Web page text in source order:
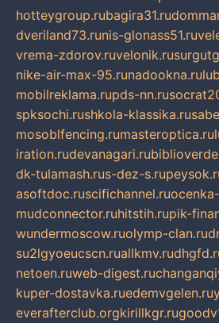
hotteygroup.rubagira31.ru
dveriland73.runis-glonass51.ru
vrema-zdorov.ruvelonik.ru
nike-air-max-95.runadookna.ru
mobilreklama.rupds-nn.ru
spksochi.rushkola-klassika.ru
mosoblfencing.rumasteroptica.ru
iration.rudevanagari.ru
dk-tulamash.rus-dez-s.ru
asoftdoc.ruscifichannel.ru
mudconnector.ruhitstih.rupik-
wundermoscow.ruolymp-clan.ru
su2lgyoeucscn.ruallkmv.ru
netoen.ruweb-digest.ru
kuper-dostavka.ruedemvgelen.ru
everafterclub.orgkirillkgr.ru